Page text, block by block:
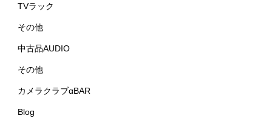
TVラック
その他
中古品AUDIO
その他
カメラクラブαBAR
Blog